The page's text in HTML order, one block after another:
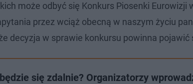
może odbyć się Konkurs Piosenki Eurowizji
przez wciąż obecną w naszym życiu
decyzja w sprawie konkursu powinna pojawić
się zdalnie? Organizatorzy